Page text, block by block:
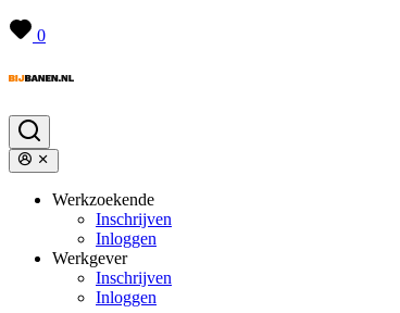
0
Werkzoekende
Inschrijven
Inloggen
Werkgever
Inschrijven
Inloggen